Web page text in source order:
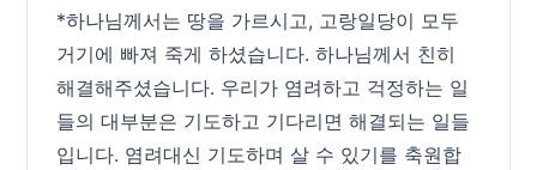
*하나님께서는 땅을 가르시고, 고랑일당이 모두
거기에 빠져 죽게 하셨습니다. 하나님께서 친히
해결해주셨습니다. 우리가 염려하고 걱정하는 일
들의 대부분은 기도하고 기다리면 해결되는 일들
입니다. 염려대신 기도하며 살 수 있기를 축원합